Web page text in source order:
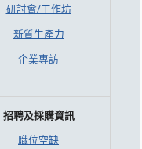
研討會/工作坊
新質生產力
企業專訪
招聘及採購資訊
職位空缺